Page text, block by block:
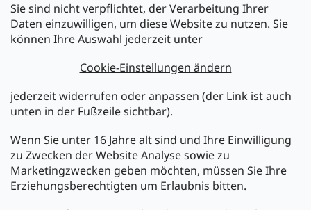
Sie sind nicht verpflichtet, der Verarbeitung Ihrer
Daten einzuwilligen, um diese Website zu nutzen. Sie
können Ihre Auswahl jederzeit unter
Cookie-Einstellungen ändern
jederzeit widerrufen oder anpassen (der Link ist auch
unten in der Fußzeile sichtbar).
Wenn Sie unter 16 Jahre alt sind und Ihre Einwilligung
zu Zwecken der Website Analyse sowie zu
Marketingzwecken geben möchten, müssen Sie Ihre
Erziehungsberechtigten um Erlaubnis bitten.
Newsletter abonnieren
Legen Sie Ihre E-Mail ein und wir werden Ihnen Informationen
über neue Produkte in unserem E-Shop zusenden.
E-Mail
Melden Sie sich jetzt für den mükra Newsletter an,
kostenlos und jederzeit kündbar! Mit der Anmeldung zum
Newsletter bestätigen Sie Ihr Einverständnis mit der
Datenschutzerklärung.
ANMELDEN